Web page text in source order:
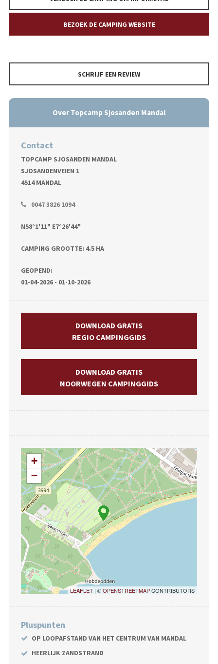
BEZOEK DE CAMPING WEBSITE
SCHRIJF EEN REVIEW
Over Topcamp Sjosanden Mandal
Contact
TOPCAMP SJOSANDEN MANDAL
SJOSANDENVEIEN 1
4514 MANDAL
0047 3826 1094
N58°1'11" E7°26'44"
CAMPING GROOTTE: 4.5 HA
GEOPEND:
01-04-2026 - 01-10-2026
DOWNLOAD GRATIS
REGIO CAMPINGGIDS
DOWNLOAD GRATIS
NOORWEGEN CAMPINGGIDS
+
−
LEAFLET | ©OPENSTREETMAPCONTRIBUTORS
Pluspunten
OP LOOPAFSTAND VAN HET CENTRUM VAN MANDAL
HEERLIJK ZANDSTRAND